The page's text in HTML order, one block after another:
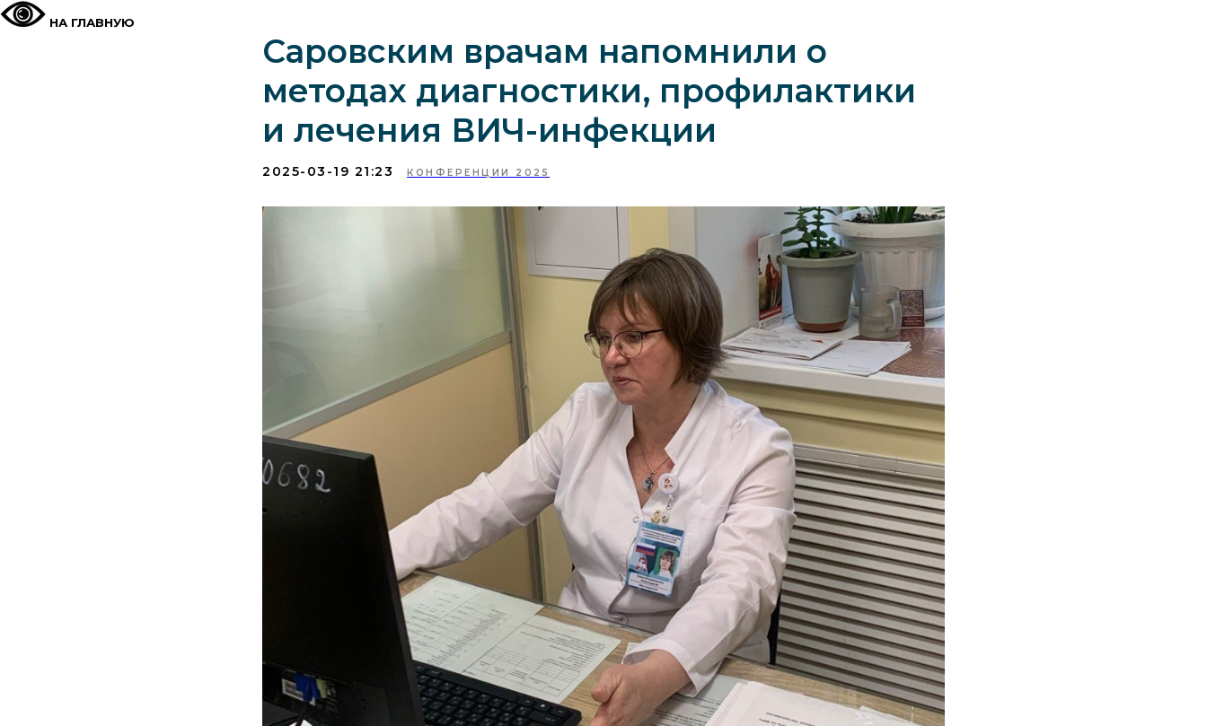
НА ГЛАВНУЮ
Саровским врачам напомнили о
методах диагностики, профилактики
и лечения ВИЧ-инфекции
2025-03-19 21:23 КОНФЕРЕНЦИИ 2025